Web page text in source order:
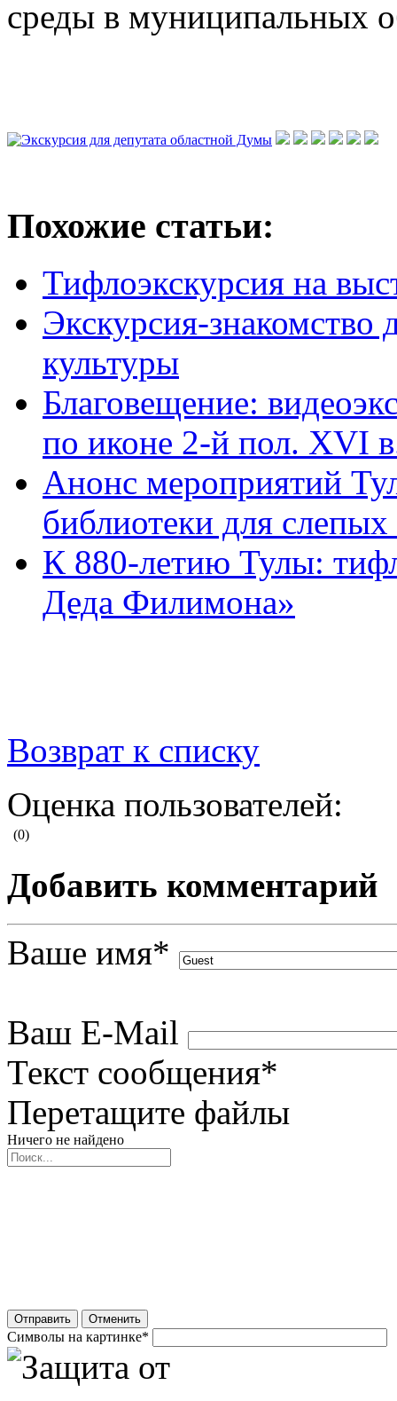
среды в муниципальных
Похожие статьи:
Тифлоэкскурсия на
Экскурсия-знакомство
культуры
Благовещение:
по иконе 2-й пол. XVI
Анонс мероприятий
библиотеки для слепых
К 880-летию Тулы:
Деда Филимона»
Возврат к списку
Оценка пользователей:
(0)
Добавить комментарий
Ваше имя*
Ваш E-Mail
Текст сообщения*
Перетащите файлы
Ничего не найдено
Отправить Отменить
Символы на картинке*